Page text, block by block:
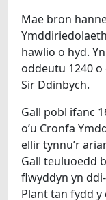
Mae bron
hawlio o hyd.
oddeutu 1240
Sir Ddinbych.
Gall pobl ifanc
o’u Cronfa
ellir tynnu’r
Gall teuluoedd
flwyddyn yn
Plant tan fydd